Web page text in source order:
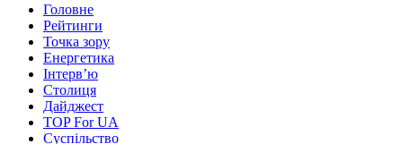
Головне
Рейтинги
Точка зору
Енергетика
Інтерв’ю
Столиця
Дайджест
TOP For UA
Суспiльство